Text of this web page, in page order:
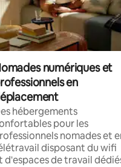
numériques et
en
hébergements
pour les
nomades et
disposant du wifi
d'espaces de travail